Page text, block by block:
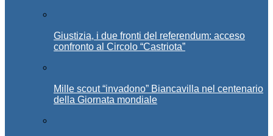
Giustizia, i due fronti del referendum: acceso
confronto al Circolo “Castriota”
Mille scout “invadono” Biancavilla nel centenario
della Giornata mondiale